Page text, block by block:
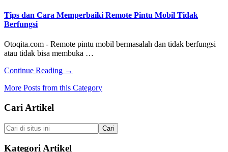
atau
Akibat
Radiator
Mobil
Habis/Bocor
Tips dan Cara Memperbaiki Remote Pintu Mobil Tidak
Berfungsi
Otoqita.com - Remote pintu mobil bermasalah dan tidak berfungsi
atau tidak bisa membuka …
Continue Reading about
dan
Pintu
Mobil
Tidak
→
More Posts from this Category
Footer
Cari Artikel
Cari
di
situs
Kategori Artikel